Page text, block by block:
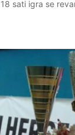
sati igra se